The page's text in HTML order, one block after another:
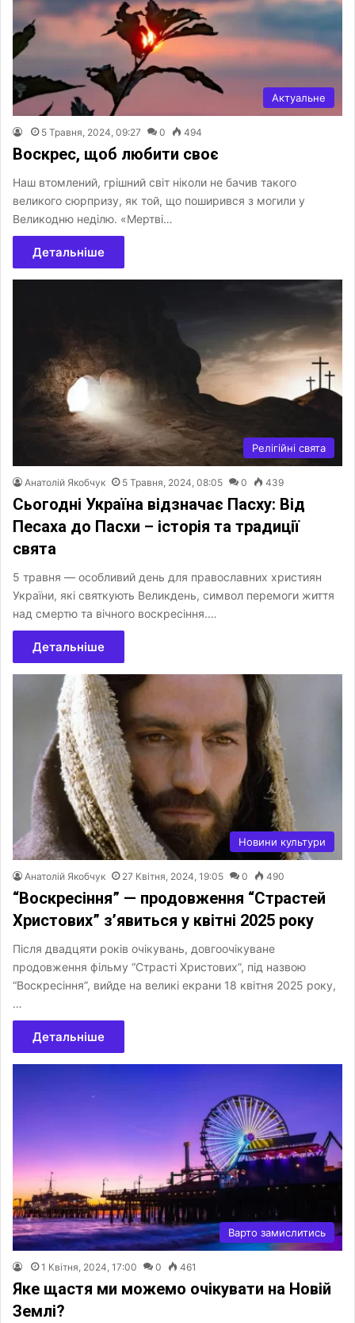
Актуальне
5 Травня, 2024, 09:27 0 494
Воскрес, щоб любити своє
Наш втомлений, грішний світ ніколи не бачив такого
великого сюрпризу, як той, що поширився з могили у
Великодню неділю. «Мертві…
Детальніше
Релігійні свята
Анатолій Якобчук 5 Травня, 2024, 08:05 0 439
Сьогодні Україна відзначає Пасху: Від
Песаха до Пасхи – історія та традиції
свята
5 травня — особливий день для православних християн
України, які святкують Великдень, символ перемоги життя
над смертю та вічного воскресіння.…
Детальніше
Новини культури
Анатолій Якобчук 27 Квітня, 2024, 19:05 0 490
“Воскресіння” — продовження “Страстей
Христових” з’явиться у квітні 2025 року
Після двадцяти років очікувань, довгоочікуване
продовження фільму “Страсті Христових”, під назвою
“Воскресіння”, вийде на великі екрани 18 квітня 2025 року,
…
Детальніше
Варто замислитись
1 Квітня, 2024, 17:00 0 461
Яке щастя ми можемо очікувати на Новій
Землі?